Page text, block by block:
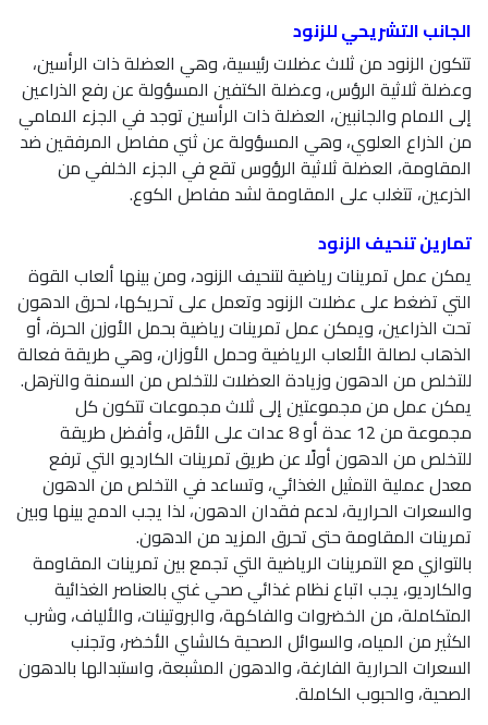
الجانب التشريحي للزنود
تتكون الزنود من ثلاث عضلات رئيسية، وهي العضلة ذات الرأسين،
وعضلة ثلاثية الرؤس، وعضلة الكتفين المسؤولة عن رفع الذراعين
إلى الامام والجانبين، العضلة ذات الرأسين توجد في الجزء الامامي
من الذراع العلوي، وهي المسؤولة عن ثني مفاصل المرفقين ضد
المقاومة، العضلة ثلاثية الرؤوس تقع في الجزء الخلفي من
الذرعين، تتغلب على المقاومة لشد مفاصل الكوع.
تمارين تنحيف الزنود
يمكن عمل تمرينات رياضية لتنحيف الزنود، ومن بينها ألعاب القوة
التي تضغط على عضلات الزنود وتعمل على تحريكها، لحرق الدهون
تحت الذراعين، ويمكن عمل تمرينات رياضية بحمل الأوزن الحرة، أو
الذهاب لصالة الألعاب الرياضية وحمل الأوزان، وهي طريقة فعالة
للتخلص من الدهون وزيادة العضلات للتخلص من السمنة والترهل.
يمكن عمل من مجموعتين إلى ثلاث مجموعات تتكون كل
مجموعة من 12 عدة أو 8 عدات على الأقل، وأفضل طريقة
للتخلص من الدهون أولًا عن طريق تمرينات الكارديو التي ترفع
معدل عملية التمثيل الغذائي، وتساعد في التخلص من الدهون
والسعرات الحرارية، لدعم فقدان الدهون، لذا يجب الدمج بينها وبين
تمرينات المقاومة حتى تحرق المزيد من الدهون.
بالتوازي مع التمرينات الرياضية التي تجمع بين تمرينات المقاومة
والكارديو، يجب اتباع نظام غذائي صحي غني بالعناصر الغذائية
المتكاملة، من الخضروات والفاكهة، والبروتينات، والألياف، وشرب
الكثير من المياه، والسوائل الصحية كالشاي الأخضر، وتجنب
السعرات الحرارية الفارغة، والدهون المشبعة، واستبدالها بالدهون
الصحية، والحبوب الكاملة.